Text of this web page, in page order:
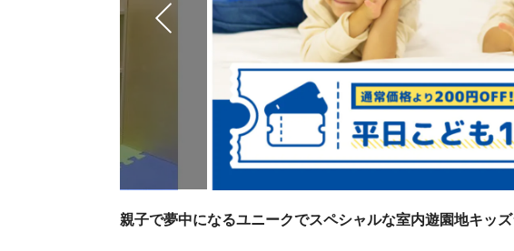
親子で夢中になるユニークでスペシャルな室内遊園地キッ